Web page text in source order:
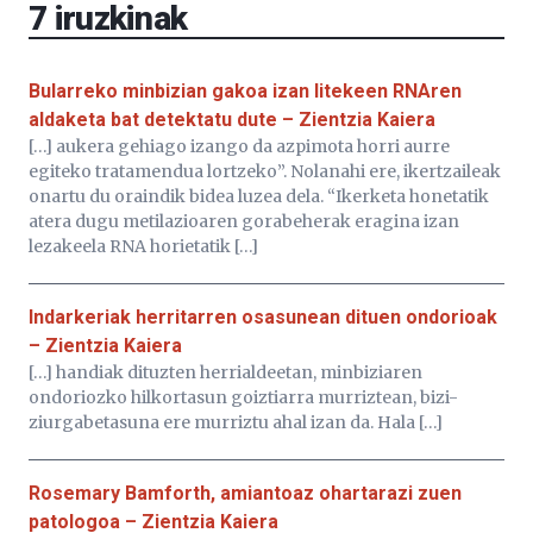
7 iruzkinak
Bularreko minbizian gakoa izan litekeen RNAren
aldaketa bat detektatu dute – Zientzia Kaiera
[…] aukera gehiago izango da azpimota horri aurre
egiteko tratamendua lortzeko”. Nolanahi ere, ikertzaileak
onartu du oraindik bidea luzea dela. “Ikerketa honetatik
atera dugu metilazioaren gorabeherak eragina izan
lezakeela RNA horietatik […]
Indarkeriak herritarren osasunean dituen ondorioak
– Zientzia Kaiera
[…] handiak dituzten herrialdeetan, minbiziaren
ondoriozko hilkortasun goiztiarra murriztean, bizi-
ziurgabetasuna ere murriztu ahal izan da. Hala […]
Rosemary Bamforth, amiantoaz ohartarazi zuen
patologoa – Zientzia Kaiera